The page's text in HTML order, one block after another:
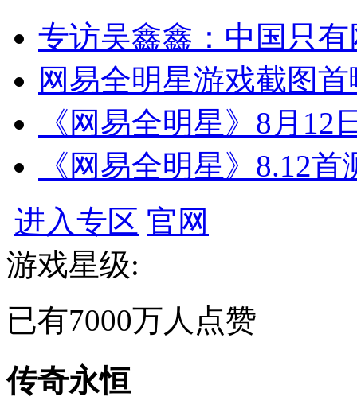
专访吴鑫鑫：中国只
网易全明星游戏截图
《网易全明星》8月
《网易全明星》8.12
进入专区 官网
游戏星级:
已有7000万人点赞
传奇永恒